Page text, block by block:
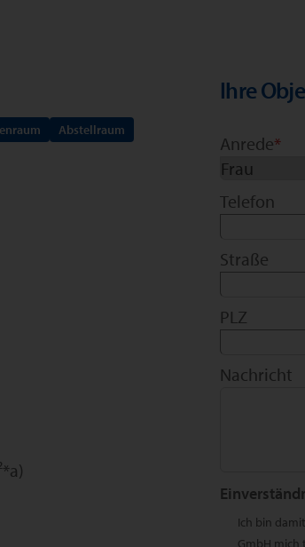
Abstellraum
Ihre
Anrede*
Telefon
Straße
PLZ
Nachricht
Ich bin
GmbH mich